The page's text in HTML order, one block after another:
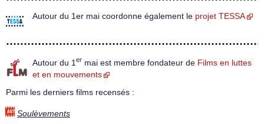
Autour du 1er mai coordonne également le projet TESSA
Autour du 1 er mai est membre fondateur de Films en luttes
et en mouvements
Parmi les derniers films recensés :
Soulèvements